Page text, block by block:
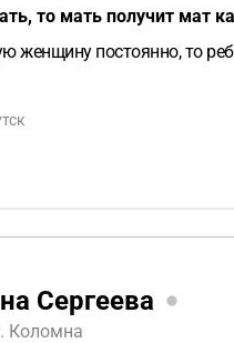
то мать получит мат
женщину постоянно, то
Сергеева
Коломна